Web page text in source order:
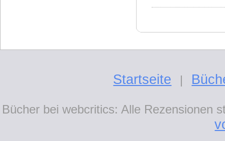
Startseite |
Bücher bei webcritics: Alle Rezensionen